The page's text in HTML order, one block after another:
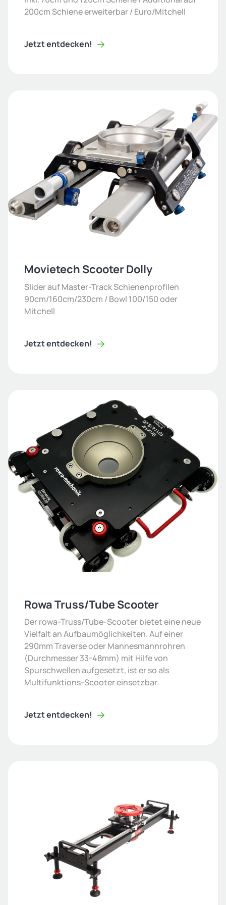
200cm Schiene erweiterbar / Euro/Mitchell
Jetzt entdecken!
Movietech Scooter Dolly
Slider auf Master-Track Schienenprofilen
90cm/160cm/230cm / Bowl 100/150 oder
Mitchell
Jetzt entdecken!
Rowa Truss/Tube Scooter
Der rowa-Truss/Tube-Scooter bietet eine neue
Vielfalt an Aufbaumöglichkeiten. Auf einer
290mm Traverse oder Mannesmannrohren
(Durchmesser 33-48mm) mit Hilfe von
Spurschwellen aufgesetzt, ist er so als
Multifunktions-Scooter einsetzbar.
Jetzt entdecken!